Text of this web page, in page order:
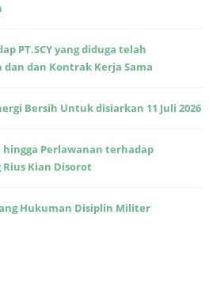
PT.SCY yang diduga telah
dan Kontrak Kerja Sama
Bersih Untuk disiarkan 11 Juli 2026
hingga Perlawanan terhadap
Kian Disorot
Hukuman Disiplin Militer